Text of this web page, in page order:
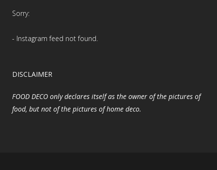
Sorry:
- Instagram feed not found.
DISCLAIMER
FOOD DECO only declares itself as the owner of the pictures of
food, but not of the pictures of home deco.